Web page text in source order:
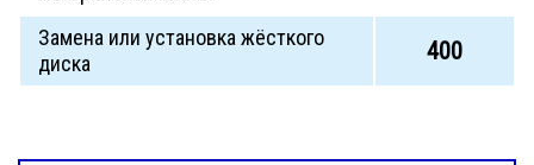
Замена или установка жёсткого
диска
400